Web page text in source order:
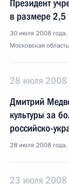
Президент
в размере 2,5
30 июля 2008
Московская
28 июля 2008
Дмитрий
культуры за
российско-
28 июля 2008
23 июля 2008